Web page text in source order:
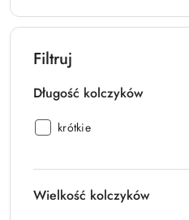
Filtruj
Długość kolczyków
Długość
krótkie
Wielkość kolczyków